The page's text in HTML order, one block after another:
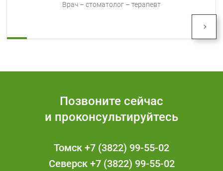
Врач – стоматолог – терапевт
Позвоните сейчас
и проконсультируйтесь
Томск +7 (3822) 99-55-02
Северск +7 (3822) 99-55-02